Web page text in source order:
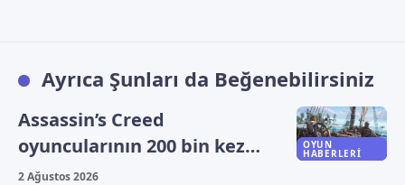
Ayrıca Şunları da Beğenebilirsiniz
OYUN
HABERLERI
Assassin’s Creed
oyuncularının 200 bin kez
beğendiği fotoğraf şaşırttı
2 Ağustos 2026